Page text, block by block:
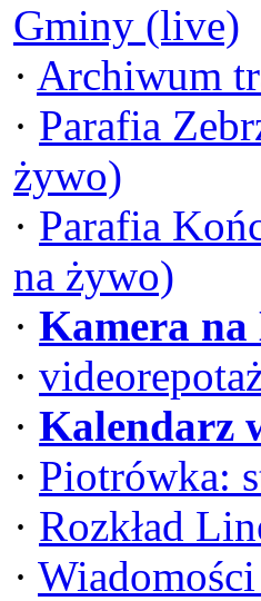
Gminy (live)
· Archiwum
· Parafia
żywo)
· Parafia
na żywo)
· Kamera na
·
· Kalendarz
· Piotrówka:
· Rozkład
·